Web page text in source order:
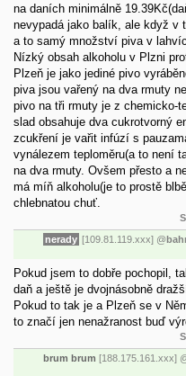
na daních minimálně
nevypadá jako balík, ale když v
a to samý množství piva v
Nízký obsah alkoholu v Plzni
Plzeň je jako jediné pivo
piva jsou vařený na dva rmuty
pivo na tři rmuty je z chemicko-
slad obsahuje dva cukrotvorný
zcukření je vařit infúzí s
vynálezem teploměru(a to není
na dva rmuty. Ovšem přesto a
má míň alkoholu(je to prostě
chlebnatou chuť.
nerady [109.81.119.xxx] @
Pokud jsem to dobře pochopil,
daň a ještě je dvojnásobně
Pokud to tak je a Plzeň se v
to značí jen nenažranost buď
brum brum [188.175.161.xxx]